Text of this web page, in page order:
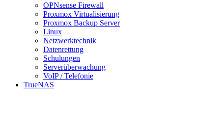
OPNsense Firewall
Proxmox Virtualisierung
Proxmox Backup Server
Linux
Netzwerktechnik
Datenrettung
Schulungen
Serverüberwachung
VoIP / Telefonie
TrueNAS